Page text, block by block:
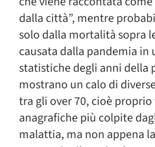
dalla città”, mentre
solo dalla mortalità sopra
causata dalla pandemia in
statistiche degli anni della
mostrano un calo di
tra gli over 70, cioè proprio
anagrafiche più colpite
malattia, ma non appena